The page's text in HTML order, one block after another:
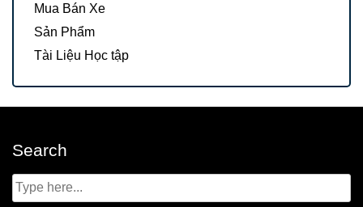
Mua Bán Xe
Sản Phẩm
Tài Liệu Học tập
Search